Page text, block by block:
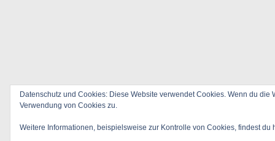
Datenschutz und Cookies: Diese Website verwendet Cookies. Wenn du die
Verwendung von Cookies zu.
Weitere Informationen, beispielsweise zur Kontrolle von Cookies, findest du